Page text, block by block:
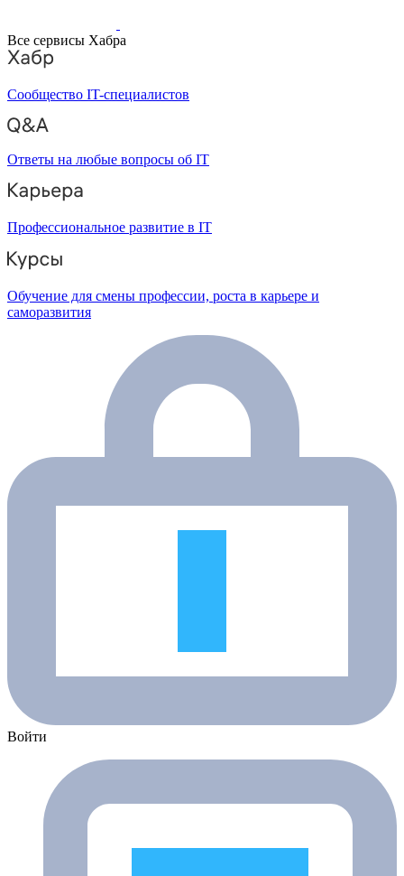
Все сервисы Хабра
Сообщество IT-специалистов
Ответы на любые вопросы об IT
Профессиональное развитие в IT
Обучение для смены профессии, роста в карьере и
саморазвития
Войти